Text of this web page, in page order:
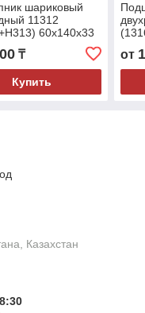
шариковый
11312
60x140x33
₸
Купить
от
Казахстан